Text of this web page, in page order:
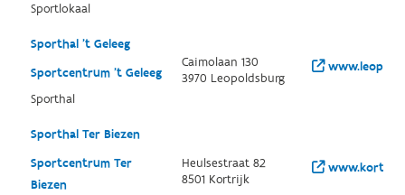
Sportlokaal
Sporthal 't Geleeg
Sportcentrum 't Geleeg
Sporthal
Caimolaan 130
3970 Leopoldsburg
Sporthal Ter Biezen
Sportcentrum Ter
Biezen
Heulsestraat 82
8501 Kortrijk